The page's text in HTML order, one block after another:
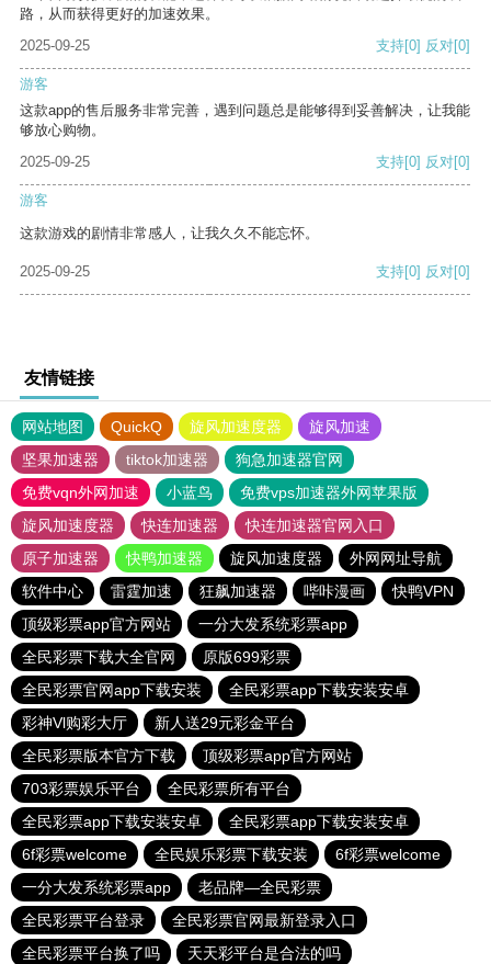
路，从而获得更好的加速效果。
2025-09-25
支持[0] 反对[0]
游客
这款app的售后服务非常完善，遇到问题总是能够得到妥善解决，让我能
够放心购物。
2025-09-25
支持[0] 反对[0]
游客
这款游戏的剧情非常感人，让我久久不能忘怀。
2025-09-25 支持[0] 反对[0]
友情链接
网站地图 QuickQ 旋风加速度器
旋风加速
坚果加速器
tiktok加速器
狗急加速器官网
免费vqn外网加速
小蓝鸟
免费vps加速器外网苹果版
旋风加速度器
快连加速器
快连加速器官网入口
原子加速器
快鸭加速器 旋风加速度器
外网网址导航
软件中心
雷霆加速 狂飙加速器 哔咔漫画
快鸭VPN
顶级彩票app官方网站
一分大发系统彩票app
全民彩票下载大全官网
原版699彩票
全民彩票官网app下载安装
全民彩票app下载安装安卓
彩神Vl购彩大厅
新人送29元彩金平台
全民彩票版本官方下载
顶级彩票app官方网站
703彩票娱乐平台
全民彩票所有平台
全民彩票app下载安装安卓
全民彩票app下载安装安卓
6f彩票welcome
全民娱乐彩票下载安装
6f彩票welcome
一分大发系统彩票app
老品牌—全民彩票
全民彩票平台登录
全民彩票官网最新登录入口
全民彩票平台换了吗
天天彩平台是合法的吗